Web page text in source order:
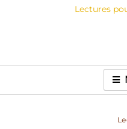
Lectures